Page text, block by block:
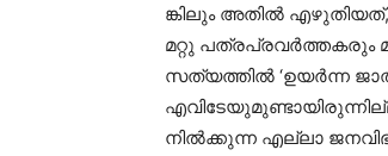
ങ്കിലും അതിൽ
മറ്റു പത്രപ്രവർത്തകരും
സത്യത്തിൽ ‘ഉയർന്ന
നിൽക്കുന്ന എല്ലാ